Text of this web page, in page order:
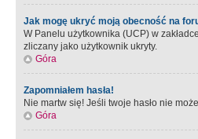
Jak mogę ukryć moją obecność na
W Panelu użytkownika (UCP) w
zliczany jako użytkownik ukryty.
Góra
Zapomniałem hasła!
Nie martw się! Jeśli twoje hasło nie
Góra